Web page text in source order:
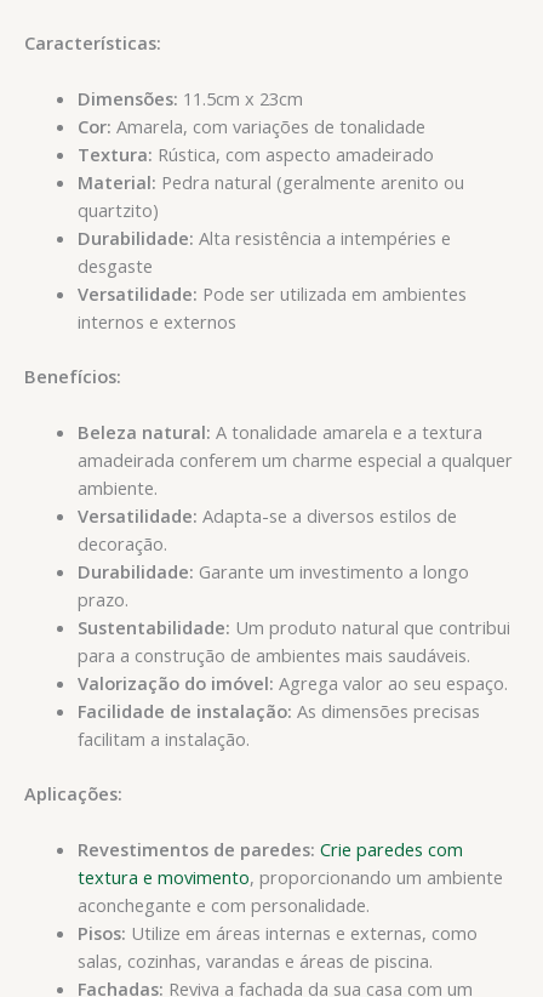
Características:
Dimensões: 11.5cm x 23cm
Cor: Amarela, com variações de tonalidade
Textura: Rústica, com aspecto amadeirado
Material: Pedra natural (geralmente arenito ou
quartzito)
Durabilidade: Alta resistência a intempéries e
desgaste
Versatilidade: Pode ser utilizada em ambientes
internos e externos
Benefícios:
Beleza natural: A tonalidade amarela e a textura
amadeirada conferem um charme especial a qualquer
ambiente.
Versatilidade: Adapta-se a diversos estilos de
decoração.
Durabilidade: Garante um investimento a longo
prazo.
Sustentabilidade: Um produto natural que contribui
para a construção de ambientes mais saudáveis.
Valorização do imóvel: Agrega valor ao seu espaço.
Facilidade de instalação: As dimensões precisas
facilitam a instalação.
Aplicações:
Revestimentos de paredes: Crie paredes com
textura e movimento, proporcionando um ambiente
aconchegante e com personalidade.
Pisos: Utilize em áreas internas e externas, como
salas, cozinhas, varandas e áreas de piscina.
Fachadas: Reviva a fachada da sua casa com um